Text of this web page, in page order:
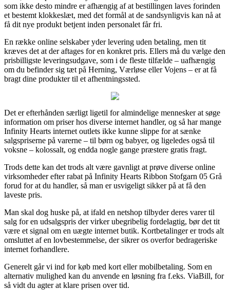
som ikke desto mindre er afhængig af at bestillingen laves forinden
et bestemt klokkeslæt, med det formål at de sandsynligvis kan nå at
få dit nye produkt betjent inden personalet får fri.
En række online selskaber yder levering uden betaling, men tit
kræves det at der aftages for en konkret pris. Ellers må du vælge den
prisbilligste leveringsudgave, som i de fleste tilfælde – uafhængig
om du befinder sig tæt på Herning, Værløse eller Vojens – er at få
bragt dine produkter til et afhentningssted.
Det er efterhånden særligt ligetil for almindelige mennesker at søge
information om priser hos diverse internet handler, og så har mange
Infinity Hearts internet outlets ikke kunne slippe for at sænke
salgspriserne på varerne – til børn og babyer, og ligeledes også til
voksne – kolossalt, og endda nogle gange præstere gratis fragt.
Trods dette kan det trods alt være gavnligt at prøve diverse online
virksomheder efter rabat på Infinity Hearts Ribbon Stofgarn 05 Grå
forud for at du handler, så man er usvigeligt sikker på at få den
laveste pris.
Man skal dog huske på, at ifald en netshop tilbyder deres varer til
salg for en udsalgspris der virker ubegribelig fordelagtig, bør det tit
være et signal om en uægte internet butik. Kortbetalinger er trods alt
omsluttet af en lovbestemmelse, der sikrer os overfor bedrageriske
internet forhandlere.
Generelt går vi ind for køb med kort eller mobilbetaling. Som en
alternativ mulighed kan du anvende en løsning fra f.eks. ViaBill, for
så vidt du agter at klare prisen over tid.